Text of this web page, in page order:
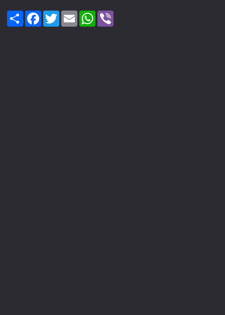
ShareFacebook
TwitterEmail WhatsApp